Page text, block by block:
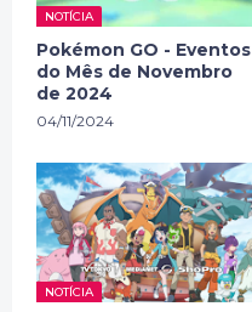
NOTÍCIA
Pokémon GO - Eventos
do Mês de Novembro
de 2024
04/11/2024
NOTÍCIA